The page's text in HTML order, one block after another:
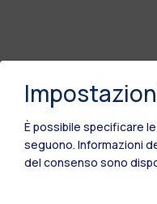
È possibile specificare
seguono. Informazioni
del consenso sono